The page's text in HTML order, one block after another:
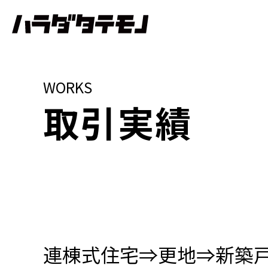
WORKS
取引実績
連棟式住宅⇒更地⇒新築